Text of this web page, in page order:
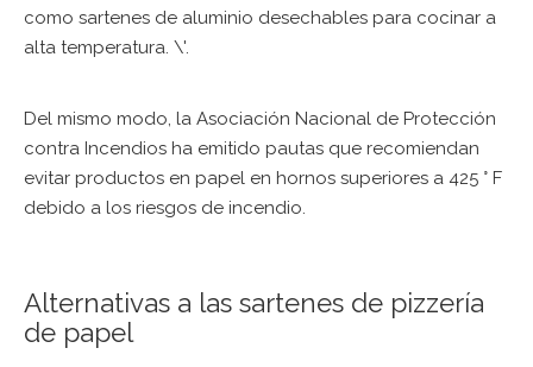
como sartenes de aluminio desechables para cocinar a
alta temperatura. \'.
Del mismo modo, la Asociación Nacional de Protección
contra Incendios ha emitido pautas que recomiendan
evitar productos en papel en hornos superiores a 425 ° F
debido a los riesgos de incendio.
Alternativas a las sartenes de pizzería
de papel